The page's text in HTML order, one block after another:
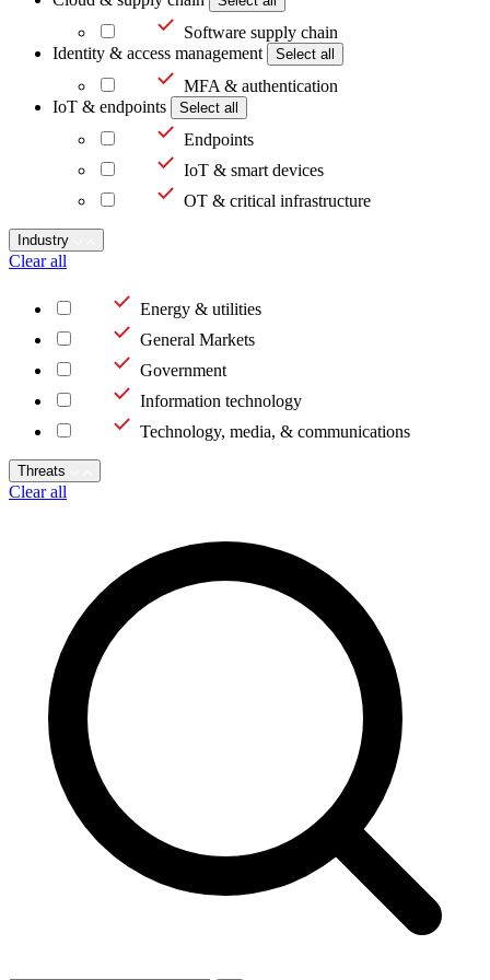
Software supply chain
Identity & access management
Select all
MFA & authentication
IoT & endpoints
Select all
Endpoints
IoT & smart devices
OT & critical infrastructure
Industry
Clear all
Energy & utilities
General Markets
Government
Information technology
Technology, media, & communications
Threats
Clear all